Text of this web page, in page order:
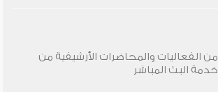
من الفعاليات والمحاضرات الأرشيفية من
خدمة البث المباشر